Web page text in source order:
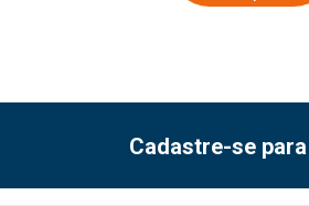
Cadastre-se